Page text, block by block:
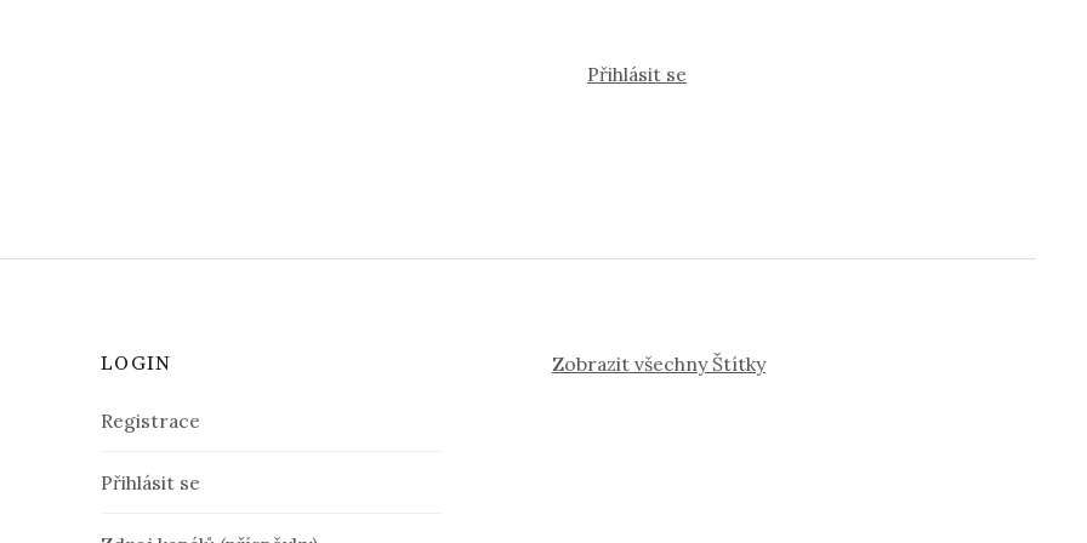
Přihlásit se
LOGIN
Registrace
Přihlásit se
Zobrazit všechny Štítky